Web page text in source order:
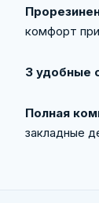
комфорт
3 удобные
Полная
закладные